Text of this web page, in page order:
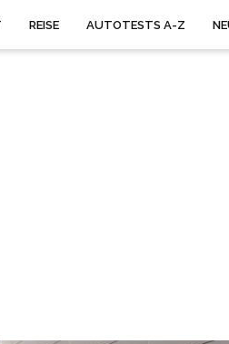
REISE AUTOTESTS A-Z